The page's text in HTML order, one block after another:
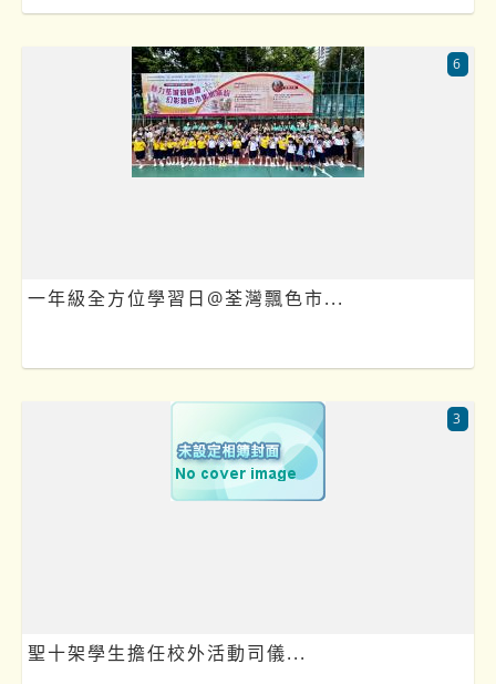
一年級全方位學習日@荃灣飄色市...
6
聖十架學生擔任校外活動司儀...
3